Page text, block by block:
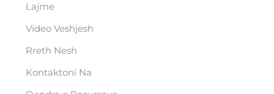
Lajme
Video Veshjesh
Rreth Nesh
Kontaktoni Na